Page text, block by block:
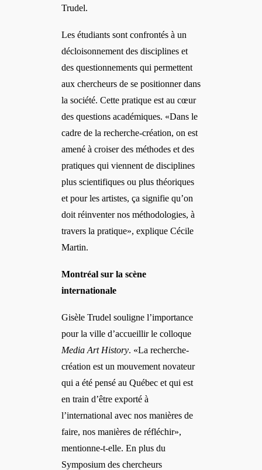
Trudel.
Les étudiants sont confrontés à un
décloisonnement des disciplines et
des questionnements qui permettent
aux chercheurs de se positionner dans
la société. Cette pratique est au cœur
des questions académiques. «Dans le
cadre de la recherche-création, on est
amené à croiser des méthodes et des
pratiques qui viennent de disciplines
plus scientifiques ou plus théoriques
et pour les artistes, ça signifie qu’on
doit réinventer nos méthodologies, à
travers la pratique», explique Cécile
Martin.
Montréal sur la scène
internationale
Gisèle Trudel souligne l’importance
pour la ville d’accueillir le colloque
Media Art History. «La recherche-
création est un mouvement novateur
qui a été pensé au Québec et qui est
en train d’être exporté à
l’international avec nos manières de
faire, nos manières de réfléchir»,
mentionne-t-elle. En plus du
Symposium des chercheurs